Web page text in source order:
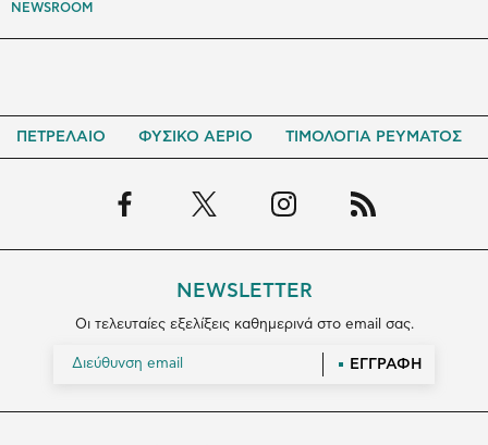
NEWSROOM
ΠΕΤΡΕΛΑΙΟ ΦΥΣΙΚΟ ΑΕΡΙΟ ΤΙΜΟΛΟΓΙΑ ΡΕΥΜΑΤΟΣ
NEWSLETTER
Οι τελευταίες εξελίξεις καθημερινά στο email σας.
ΕΓΓΡΑΦΗ